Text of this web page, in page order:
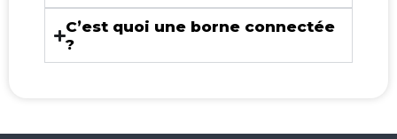
C’est quoi une borne connectée
?